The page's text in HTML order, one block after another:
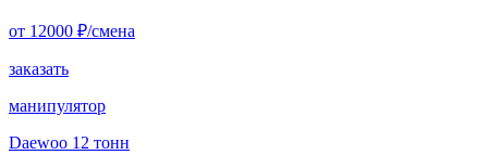
от 12000 ₽/смена
заказать
манипулятор
Daewoo 12 тонн